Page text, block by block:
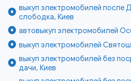
выкуп электромобилей после
слободка, Киев
автовыкуп электромобилей
выкуп электромобилей
выкуп электромобилей без
дачи, Киев